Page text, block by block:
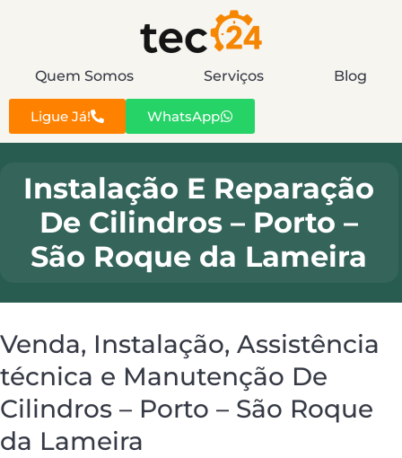
Quem Somos Serviços Blog
Ligue Já! WhatsApp
Instalação E Reparação
De Cilindros – Porto –
São Roque da Lameira
Venda, Instalação, Assistência
técnica e Manutenção De
Cilindros – Porto – São Roque
da Lameira